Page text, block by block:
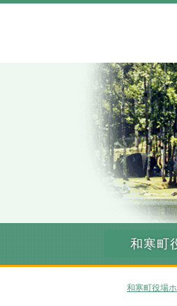
和寒町
和寒町役場